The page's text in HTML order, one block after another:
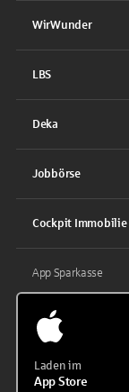
WirWunder
LBS
Deka
Jobbörse
Cockpit Immobilie
App Sparkasse
Laden im
App Store